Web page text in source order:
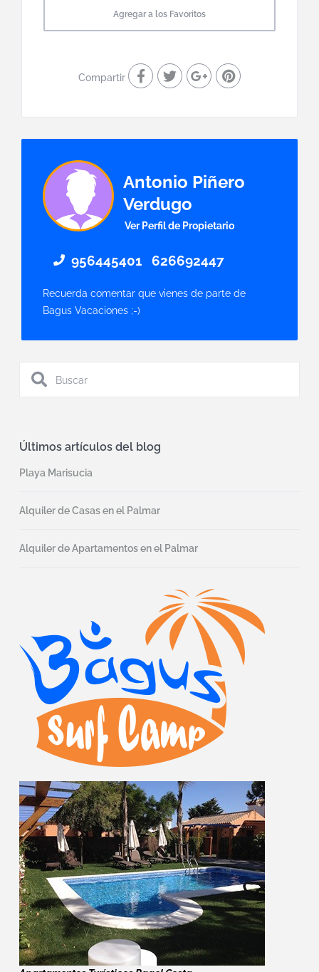
Agregar a los Favoritos
Compartir
Antonio Piñero
Verdugo
Ver Perfil de Propietario
956445401 626692447
Recuerda comentar que vienes de parte de
Bagus Vacaciones ;-)
Últimos artículos del blog
Playa Marisucia
Alquiler de Casas en el Palmar
Alquiler de Apartamentos en el Palmar